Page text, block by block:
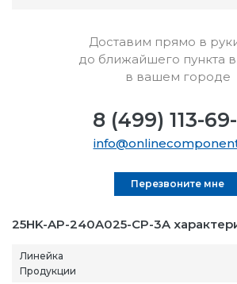
25HK-AP-240A025-CP-3A
Линейка
Продукции
Доставим прямо в
до ближайшего пункта
в вашем городе
8 (499) 113-
Перезвоните мне